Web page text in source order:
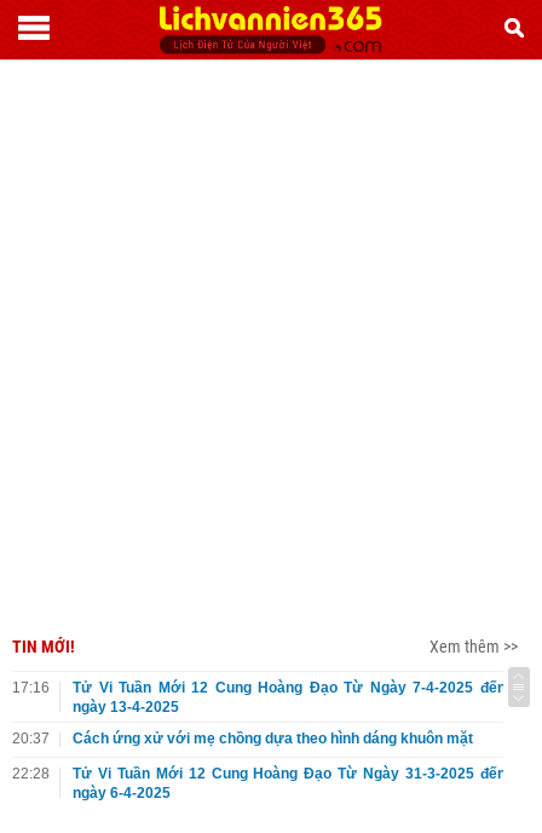
TIN MỚI! Xem thêm >>
17:16
Tử Vi Tuần Mới 12 Cung Hoàng Đạo Từ Ngày 7-4-2025 đến
ngày 13-4-2025
20:37
Cách ứng xử với mẹ chồng dựa theo hình dáng khuôn mặt
22:28
Tử Vi Tuần Mới 12 Cung Hoàng Đạo Từ Ngày 31-3-2025 đến
ngày 6-4-2025